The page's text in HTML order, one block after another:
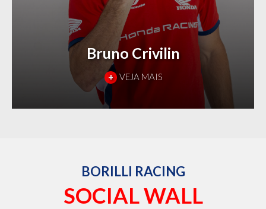
Bruno Crivilin
+ VEJA MAIS
BORILLI RACING
SOCIAL WALL